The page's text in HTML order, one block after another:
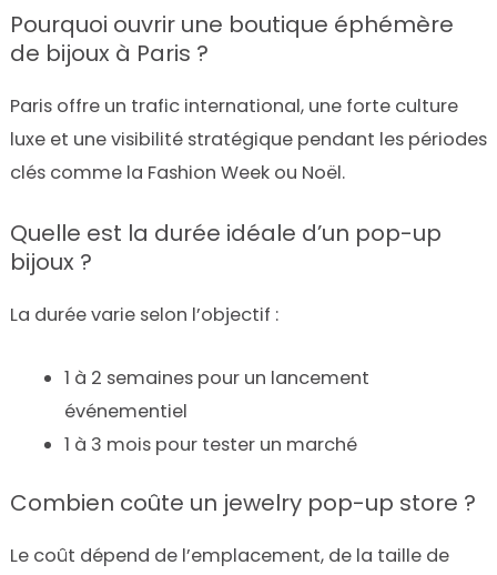
Pourquoi ouvrir une boutique éphémère
de bijoux à Paris ?
Paris offre un trafic international, une forte culture
luxe et une visibilité stratégique pendant les périodes
clés comme la Fashion Week ou Noël.
Quelle est la durée idéale d’un pop-up
bijoux ?
La durée varie selon l’objectif :
1 à 2 semaines pour un lancement
événementiel
1 à 3 mois pour tester un marché
Combien coûte un jewelry pop-up store ?
Le coût dépend de l’emplacement, de la taille de